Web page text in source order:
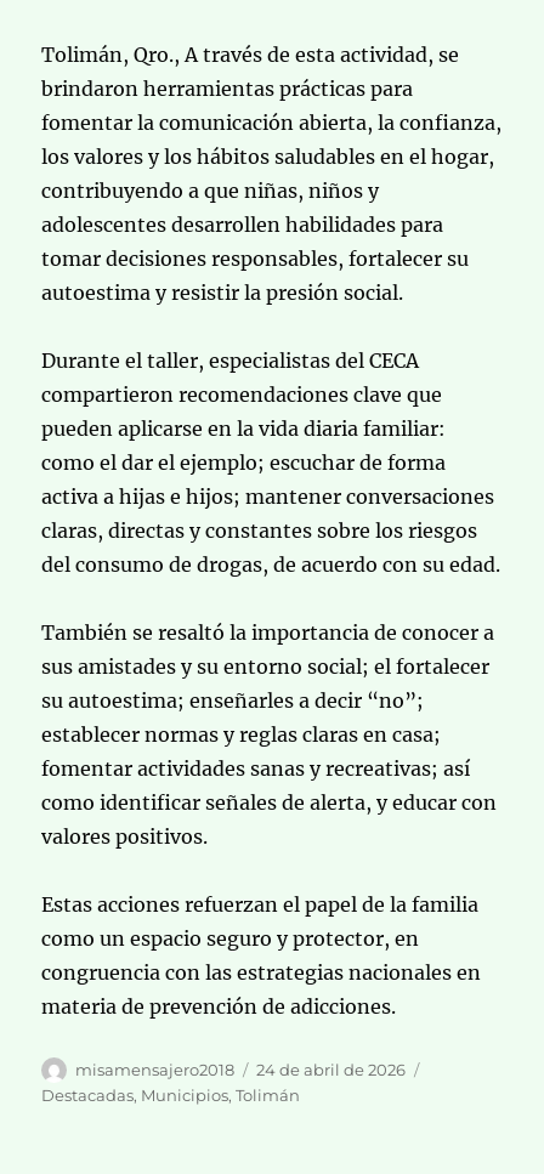
Tolimán, Qro., A través de esta actividad, se
brindaron herramientas prácticas para
fomentar la comunicación abierta, la confianza,
los valores y los hábitos saludables en el hogar,
contribuyendo a que niñas, niños y
adolescentes desarrollen habilidades para
tomar decisiones responsables, fortalecer su
autoestima y resistir la presión social.
Durante el taller, especialistas del CECA
compartieron recomendaciones clave que
pueden aplicarse en la vida diaria familiar:
como el dar el ejemplo; escuchar de forma
activa a hijas e hijos; mantener conversaciones
claras, directas y constantes sobre los riesgos
del consumo de drogas, de acuerdo con su edad.
También se resaltó la importancia de conocer a
sus amistades y su entorno social; el fortalecer
su autoestima; enseñarles a decir “no”;
establecer normas y reglas claras en casa;
fomentar actividades sanas y recreativas; así
como identificar señales de alerta, y educar con
valores positivos.
Estas acciones refuerzan el papel de la familia
como un espacio seguro y protector, en
congruencia con las estrategias nacionales en
materia de prevención de adicciones.
Autor
misamensajero2018
Publicado
el
24 de abril de 2026
Destacadas, Municipios,Tolimán